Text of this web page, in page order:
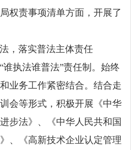
权责事项清单方面，开展了
，落实普法主体责任
谁执法谁普法”责任制。始终
业务工作紧密结合。结合走
会等形式，积极开展《中华
步法》、《中华人民共和国
、《高新技术企业认定管理